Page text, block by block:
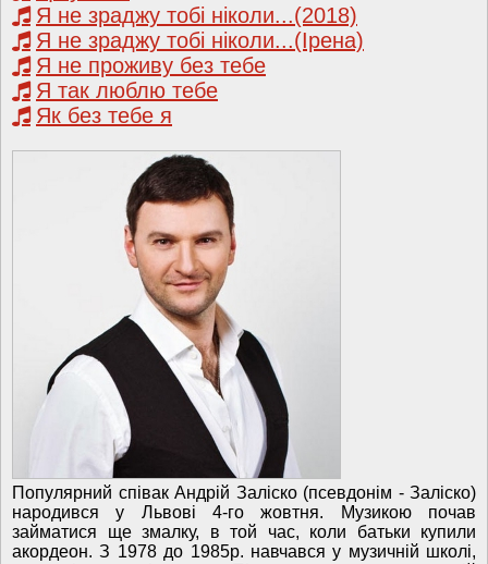
Я не зраджу тобі ніколи...(2018)
Я не зраджу тобі ніколи...(Ірена)
Я не проживу без тебе
Я так люблю тебе
Як без тебе я
Популярний співак Андрій Заліско (псевдонім - Заліско)
народився у Львові 4-го жовтня. Музикою почав
займатися ще змалку, в той час, коли батьки купили
акордеон. З 1978 до 1985р. навчався у музичній школі,